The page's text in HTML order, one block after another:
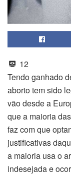
12
Tendo ganhado
aborto tem sido
vão desde a
que a maioria
faz com que
justificativas
a maioria usa o
indesejada e